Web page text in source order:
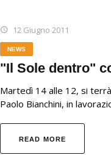
12 Giugno 2011
NEWS
"Il Sole dentro"
Martedì 14 alle 12, si
Paolo Bianchini, in
READ MORE